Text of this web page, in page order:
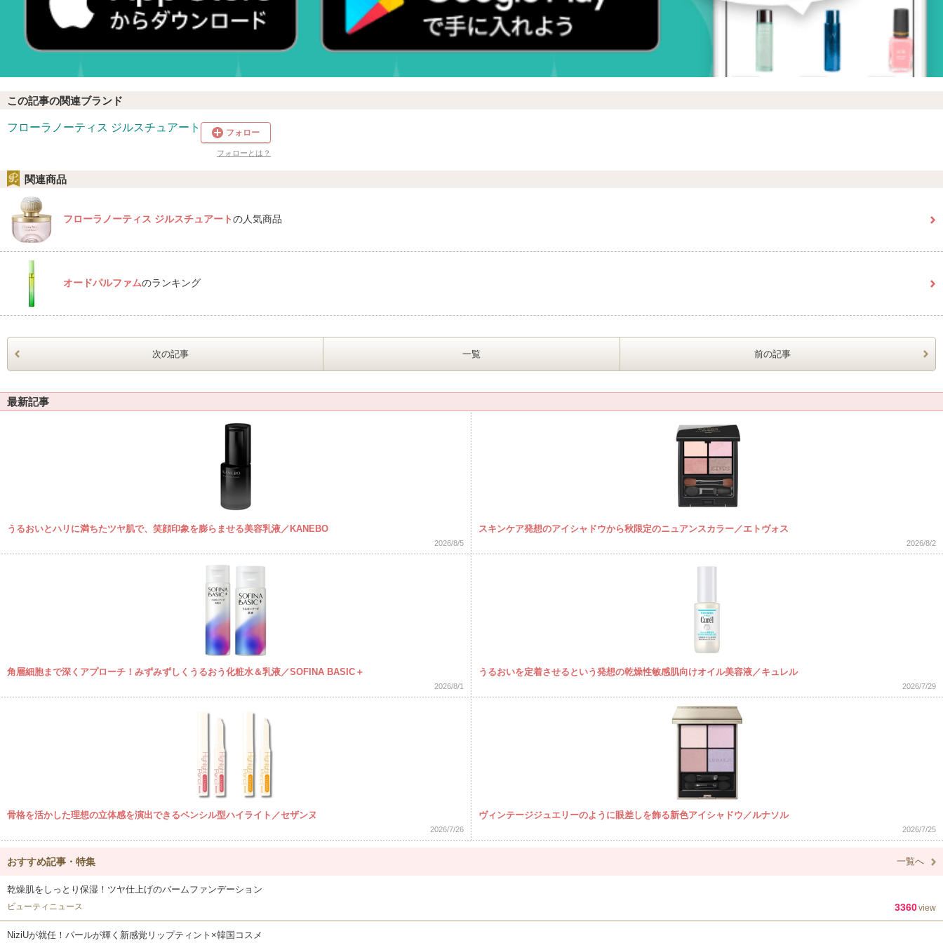
この記事の関連ブランド
フローラノーティス ジルスチュアート フォロー
フォローとは？
関連商品
フローラノーティス ジルスチュアートの人気商品
オードパルファムのランキング
次の記事 一覧 前の記事
最新記事
うるおいとハリに満ちたツヤ肌で、笑顔印象を膨らませる美容乳液／KANEBO
2026/8/5
スキンケア発想のアイシャドウから秋限定のニュアンスカラー／エトヴォス
2026/8/2
角層細胞まで深くアプローチ！みずみずしくうるおう化粧水＆乳液／SOFINA BASIC＋
2026/8/1
うるおいを定着させるという発想の乾燥性敏感肌向けオイル美容液／キュレル
2026/7/29
骨格を活かした理想の立体感を演出できるペンシル型ハイライト／セザンヌ
2026/7/26
ヴィンテージジュエリーのように眼差しを飾る新色アイシャドウ／ルナソル
2026/7/25
おすすめ記事・特集 一覧へ
乾燥肌をしっとり保湿！ツヤ仕上げのバームファンデーション
ビューティニュース 3360view
NiziUが就任！パールが輝く新感覚リップティント×韓国コスメ